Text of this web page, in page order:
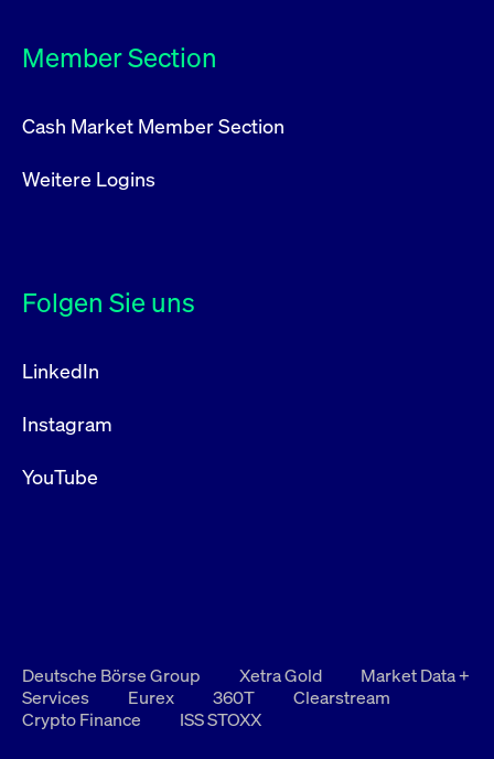
Member Section
Cash Market Member Section
Weitere Logins
Folgen Sie uns
LinkedIn
Instagram
YouTube
Deutsche Börse Group Xetra Gold
Market Data +
Services
Eurex 360T
Clearstream
Crypto Finance
ISS STOXX